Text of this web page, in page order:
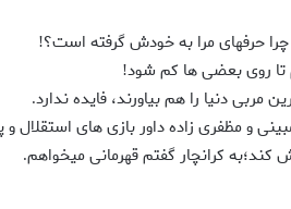
حرفهاى مرا به خودش گرفته است؟!
روى بعضى ها كم شود!
دنيا را هم بياورند، فايده ندارد.
و مظفرى زاده داور بازى هاى استقلال
كند؛به كرانچار گفتم قهرمانى ميخواهم.